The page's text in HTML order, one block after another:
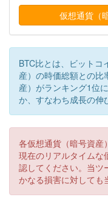
BTC比とは、ビットコ
産）の時価総額との比
産）がランキング1位
か、すなわち成長の伸
各仮想通貨（暗号資産
現在のリアルタイムな
認してください。当ツ
かなる損害に対しても